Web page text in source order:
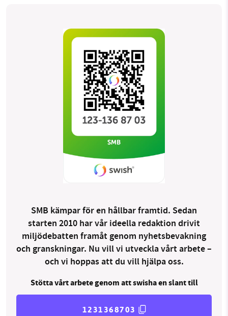
SMB kämpar för en hållbar framtid. Sedan
starten 2010 har vår ideella redaktion drivit
miljödebatten framåt genom nyhetsbevakning
och granskningar. Nu vill vi utveckla vårt arbete –
och vi hoppas att du vill hjälpa oss.
Stötta vårt arbete genom att swisha en slant till
1231368703